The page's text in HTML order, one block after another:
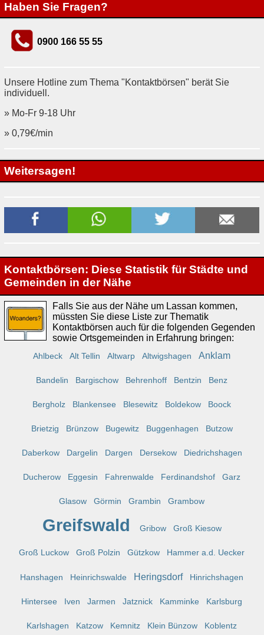
Haben Sie Fragen?
0900 166 55 55
Unsere Hotline zum Thema "Kontaktbörsen" berät Sie
individuell.
» Mo-Fr 9-18 Uhr
» 0,79€/min
Weitersagen!
Kontaktbörsen: Diese Statistik für Städte und
Gemeinden in der Nähe
Falls Sie aus der Nähe um Lassan kommen,
müssten Sie diese Liste zur Thematik
Kontaktbörsen auch für die folgenden Gegenden
sowie Ortsgemeinden in Erfahrung bringen:
Ahlbeck Alt Tellin Altwarp Altwigshagen Anklam
Bandelin Bargischow Behrenhoff Bentzin Benz
Bergholz Blankensee Blesewitz Boldekow Boock
Brietzig Brünzow Bugewitz Buggenhagen Butzow
Daberkow Dargelin Dargen Dersekow Diedrichshagen
Ducherow Eggesin Fahrenwalde Ferdinandshof Garz
Glasow Görmin Grambin Grambow
Greifswald Gribow Groß Kiesow
Groß Luckow Groß Polzin Gützkow Hammer a.d. Uecker
Hanshagen Heinrichswalde Heringsdorf Hinrichshagen
Hintersee Iven Jarmen Jatznick Kamminke Karlsburg
Karlshagen Katzow Kemnitz Klein Bünzow Koblentz